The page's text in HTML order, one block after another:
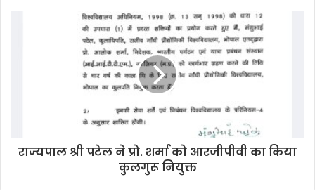
राज्यपाल श्री पटेल ने प्रो. शर्मा को आरजीपीवी का किया
कुलगुरू नियुक्त